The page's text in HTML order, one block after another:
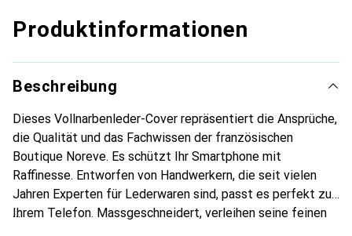
Produktinformationen
Beschreibung
Dieses Vollnarbenleder-Cover repräsentiert die Ansprüche,
die Qualität und das Fachwissen der französischen
Boutique Noreve. Es schützt Ihr Smartphone mit
Raffinesse. Entworfen von Handwerkern, die seit vielen
Jahren Experten für Lederwaren sind, passt es perfekt zu
Ihrem Telefon. Massgeschneidert, verleihen seine feinen